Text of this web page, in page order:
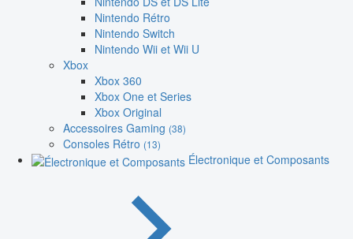
Nintendo Rétro
Nintendo Switch
Nintendo Wii et Wii U
Xbox
Xbox 360
Xbox One et Series
Xbox Original
Accessoires Gaming (38)
Consoles Rétro (13)
Électronique et Composants